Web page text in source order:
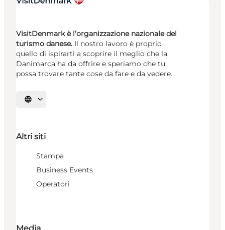
VisitDenmark è l’organizzazione nazionale del
turismo danese. Il nostro lavoro è proprio
quello di ispirarti a scoprire il meglio che la
Danimarca ha da offrire e speriamo che tu
possa trovare tante cose da fare e da vedere.
Seleziona la lingua
Altri siti
Stampa
Business Events
Operatori